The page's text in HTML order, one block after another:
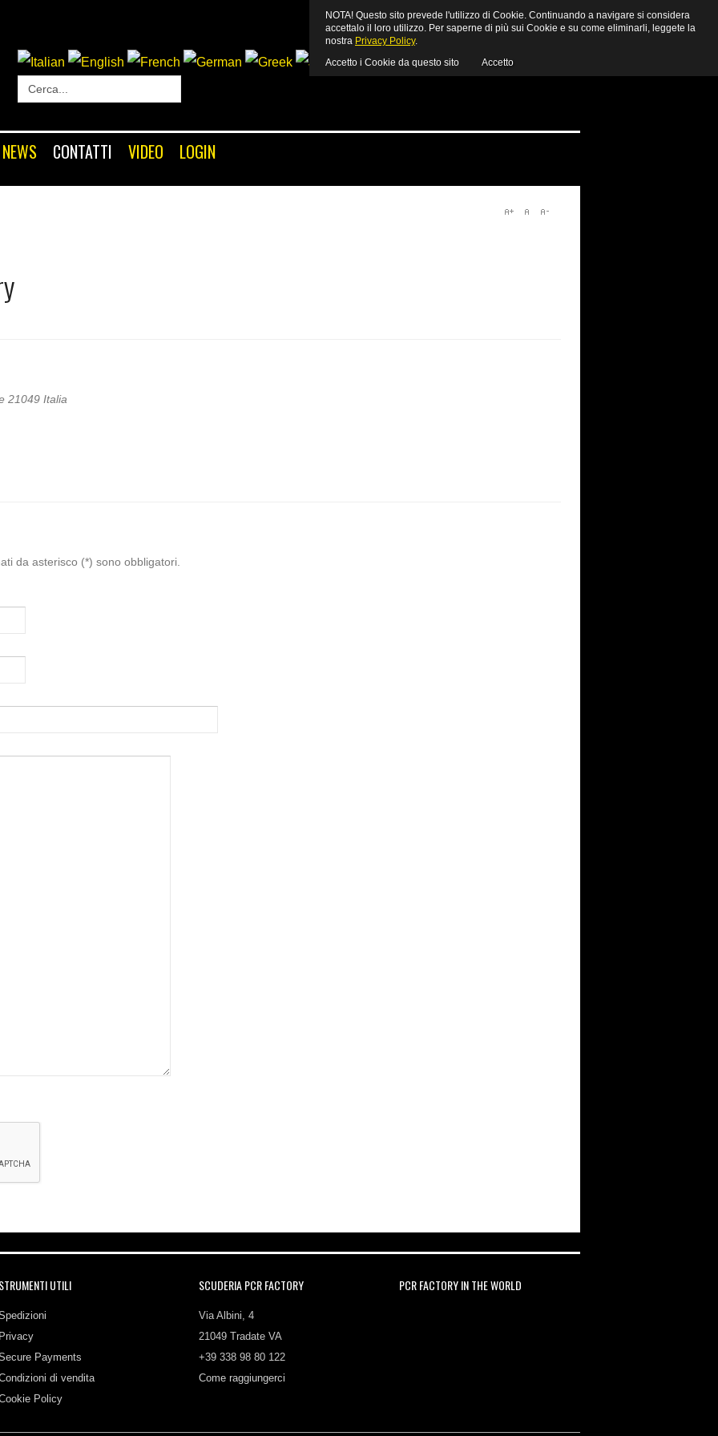
MY CART
NEWS CONTATTI VIDEO LOGIN
21049 Italia
da asterisco (*) sono obbligatori.
STRUMENTI UTILI
Privacy
Payments
di vendita
Policy
SCUDERIA PCR FACTORY
Via Albini, 4
21049 Tradate VA
+39 338 98 80 122
Come raggiungerci
PCR FACTORY IN THE WORLD
NOTA! Questo sito prevede l'utilizzo di Cookie. Continuando a navigare si considera
accettalo il loro utilizzo. Per saperne di più sui Cookie e su come eliminarli, leggete la
nostra Privacy Policy.
Accetto i Cookie da questo sito
Accetto